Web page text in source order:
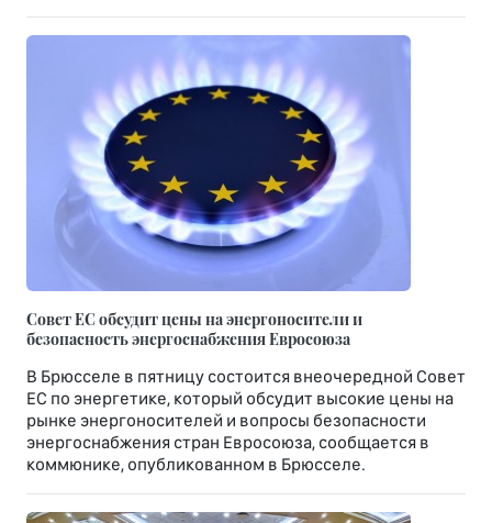
Совет ЕС обсудит цены на энергоносители и
безопасность энергоснабжения Евросоюза
В Брюсселе в пятницу состоится внеочередной Совет
ЕС по энергетике, который обсудит высокие цены на
рынке энергоносителей и вопросы безопасности
энергоснабжения стран Евросоюза, сообщается в
коммюнике, опубликованном в Брюсселе.